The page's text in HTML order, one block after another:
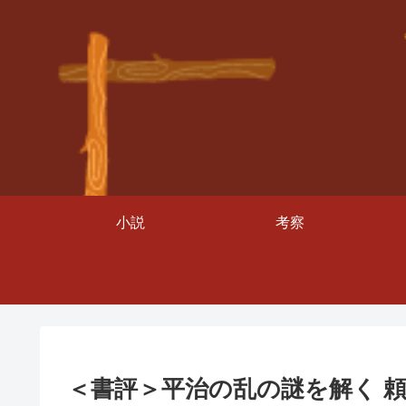
小説 考察
＜書評＞平治の乱の謎を解く